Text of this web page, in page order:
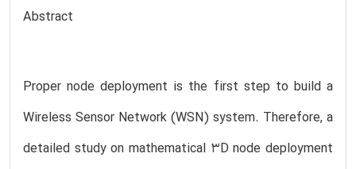
Abstract
Proper node deployment is the first step to build a
Wireless Sensor Network (WSN) system. Therefore, a
detailed study on mathematical 3D node deployment